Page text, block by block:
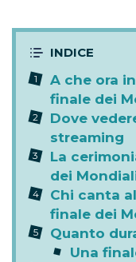
A che ora
finale dei
Dove
streaming
La
dei
Chi canta
finale dei
Quanto
Una